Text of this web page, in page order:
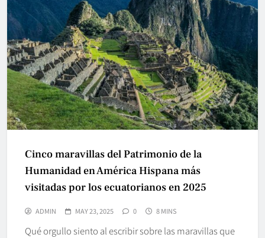
Cinco maravillas del Patrimonio de la
Humanidad en América Hispana más
visitadas por los ecuatorianos en 2025
ADMIN MAY 23, 2025 0 8 MINS
Qué orgullo siento al escribir sobre las maravillas que